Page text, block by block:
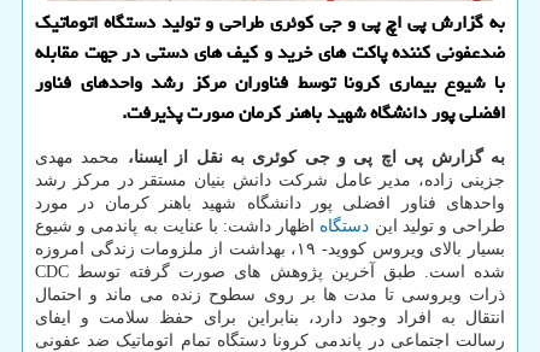
به گزارش پی اچ پی و جی کوئری طراحی و تولید دستگاه اتوماتیک
ضدعفونی کننده پاکت های خرید و کیف های دستی در جهت مقابله
با شیوع بیماری کرونا توسط فناوران مرکز رشد واحدهای فناور
افضلی پور دانشگاه شهید باهنر کرمان صورت پذیرفت.
به گزارش پی اچ پی و جی کوئری به نقل از ایسنا، محمد مهدی
جزینی زاده، مدیر عامل شرکت دانش بنیان مستقر در مرکز رشد
واحدهای فناور افضلی پور دانشگاه شهید باهنر کرمان در مورد
طراحی و تولید این دستگاه اظهار داشت: با عنایت به پاندمی و شیوع
بسیار بالای ویروس کووید- ۱۹، بهداشت از ملزومات زندگی امروزه
شده است. طبق آخرین پژوهش های صورت گرفته توسط CDC
ذرات ویروسی تا مدت ها بر روی سطوح زنده می ماند و احتمال
انتقال به افراد وجود دارد، بنابراین برای حفظ سلامت و ایفای
رسالت اجتماعی در پاندمی کرونا دستگاه تمام اتوماتیک ضد عفونی